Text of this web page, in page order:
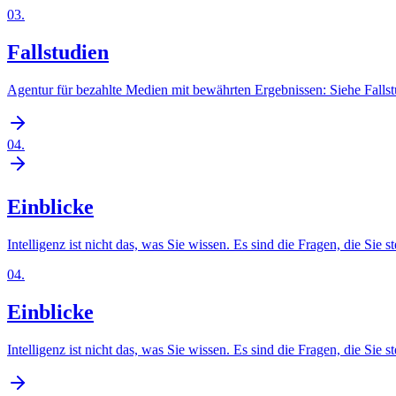
03.
Fallstudien
Agentur für bezahlte Medien mit bewährten Ergebnissen: Siehe
04.
Einblicke
Intelligenz ist nicht das, was Sie wissen. Es sind die Fragen, die Sie
04.
Einblicke
Intelligenz ist nicht das, was Sie wissen. Es sind die Fragen, die Sie